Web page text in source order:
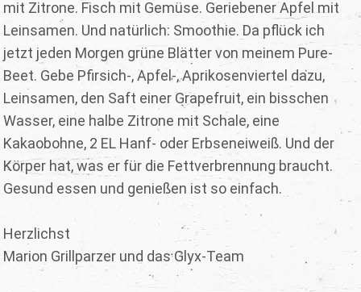
mit Zitrone. Fisch mit Gemüse. Geriebener Apfel mit
Leinsamen. Und natürlich: Smoothie. Da pflück ich
jetzt jeden Morgen grüne Blätter von meinem Pure-
Beet. Gebe Pfirsich-, Apfel-, Aprikosenviertel dazu,
Leinsamen, den Saft einer Grapefruit, ein bisschen
Wasser, eine halbe Zitrone mit Schale, eine
Kakaobohne, 2 EL Hanf- oder Erbseneiweiß. Und der
Körper hat, was er für die Fettverbrennung braucht.
Gesund essen und genießen ist so einfach.
Herzlichst
Marion Grillparzer und das Glyx-Team